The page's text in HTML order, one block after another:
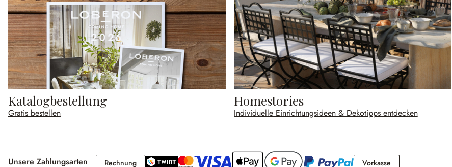
Katalogbestellung
Gratis bestellen
Homestories
Individuelle Einrichtungsideen & Dekotipps entdecken
Unsere Zahlungsarten RechnungRechnung VorkasseVorkasse